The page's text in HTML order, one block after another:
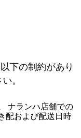
下の制約があり
。
ナランハ店舗での
配および配送日時